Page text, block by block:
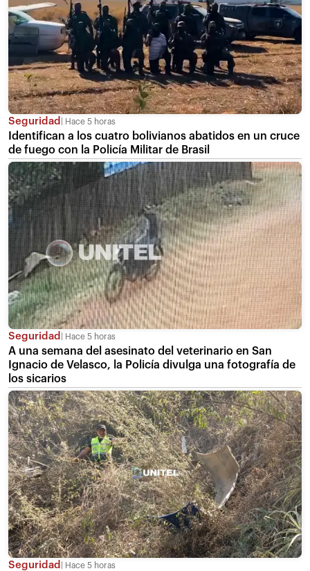
Seguridad Hace 5 horas
Identifican a los cuatro bolivianos abatidos en un cruce
de fuego con la Policía Militar de Brasil
Seguridad Hace 5 horas
A una semana del asesinato del veterinario en San
Ignacio de Velasco, la Policía divulga una fotografía de
los sicarios
Seguridad Hace 5 horas